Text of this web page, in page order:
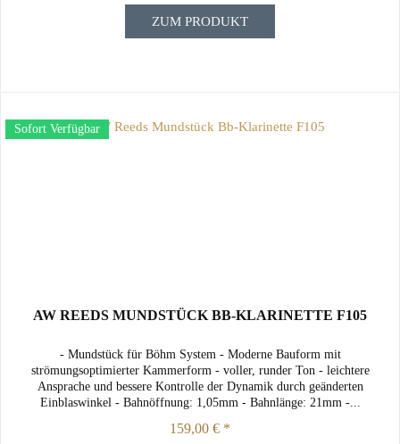
ZUM PRODUKT
Sofort Verfügbar
AW REEDS MUNDSTÜCK BB-KLARINETTE F105
- Mundstück für Böhm System - Moderne Bauform mit
strömungsoptimierter Kammerform - voller, runder Ton - leichtere
Ansprache und bessere Kontrolle der Dynamik durch geänderten
Einblaswinkel - Bahnöffnung: 1,05mm - Bahnlänge: 21mm -...
159,00 € *